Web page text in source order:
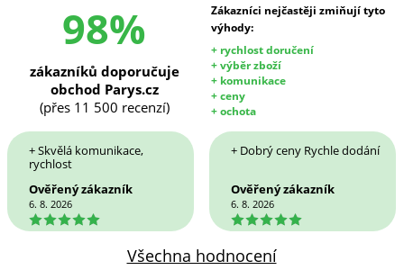
98%
Zákazníci nejčastěji zmiňují tyto
výhody:
+ rychlost doručení
+ výběr zboží
+ komunikace
+ ceny
+ ochota
zákazníků doporučuje
obchod Parys.cz
(přes 11 500 recenzí)
+ Skvělá komunikace,
rychlost
Ověřený zákazník
6. 8. 2026
5
+ Dobrý ceny Rychle dodání
Ověřený zákazník
6. 8. 2026
5
Všechna hodnocení